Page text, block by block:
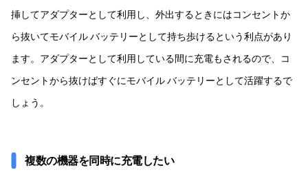
挿してアダプターとして利用し、外出するときにはコンセントか
ら抜いてモバイル バッテリーとして持ち歩けるという利点があり
ます。アダプターとして利用している間に充電もされるので、コ
ンセントから抜けばすぐにモバイル バッテリーとして活躍するで
しょう。
複数の機器を同時に充電したい